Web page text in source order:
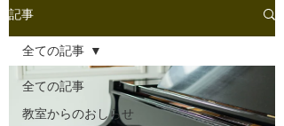
記事
全ての記事
教室からのおしらせ
全ての記事